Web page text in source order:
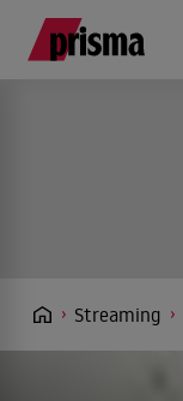
Streaming